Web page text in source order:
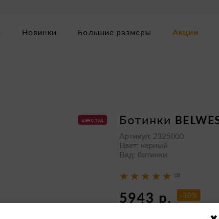
Новинки Большие размеры Акции
ценопад ботинки
Артикул: 2325000
Цвет: черный
Вид: ботинки
(3)
5943 р. -30%